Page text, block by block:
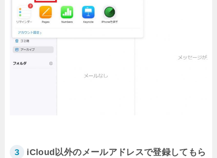
3
iCloud以外のメールアドレスで登録してもら